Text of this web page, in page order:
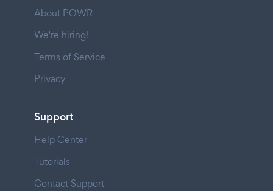
About POWR
We're hiring!
Terms of Service
Privacy
Support
Help Center
Tutorials
Contact Support